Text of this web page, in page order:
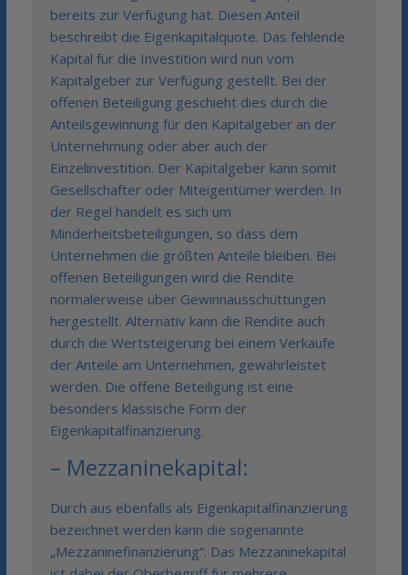
bereits zur Verfügung hat. Diesen Anteil
beschreibt die Eigenkapitalquote. Das fehlende
Kapital für die Investition wird nun vom
Kapitalgeber zur Verfügung gestellt. Bei der
offenen Beteiligung geschieht dies durch die
Anteilsgewinnung für den Kapitalgeber an der
Unternehmung oder aber auch der
Einzelinvestition. Der Kapitalgeber kann somit
Gesellschafter oder Miteigentümer werden. In
der Regel handelt es sich um
Minderheitsbeteiligungen, so dass dem
Unternehmen die größten Anteile bleiben. Bei
offenen Beteiligungen wird die Rendite
normalerweise über Gewinnausschüttungen
hergestellt. Alternativ kann die Rendite auch
durch die Wertsteigerung bei einem Verkaufe
der Anteile am Unternehmen, gewährleistet
werden. Die offene Beteiligung ist eine
besonders klassische Form der
Eigenkapitalfinanzierung.
– Mezzaninekapital:
Durch aus ebenfalls als Eigenkapitalfinanzierung
bezeichnet werden kann die sogenannte
„Mezzaninefinanzierung“. Das Mezzaninekapital